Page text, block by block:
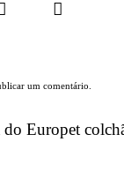
um comentário.